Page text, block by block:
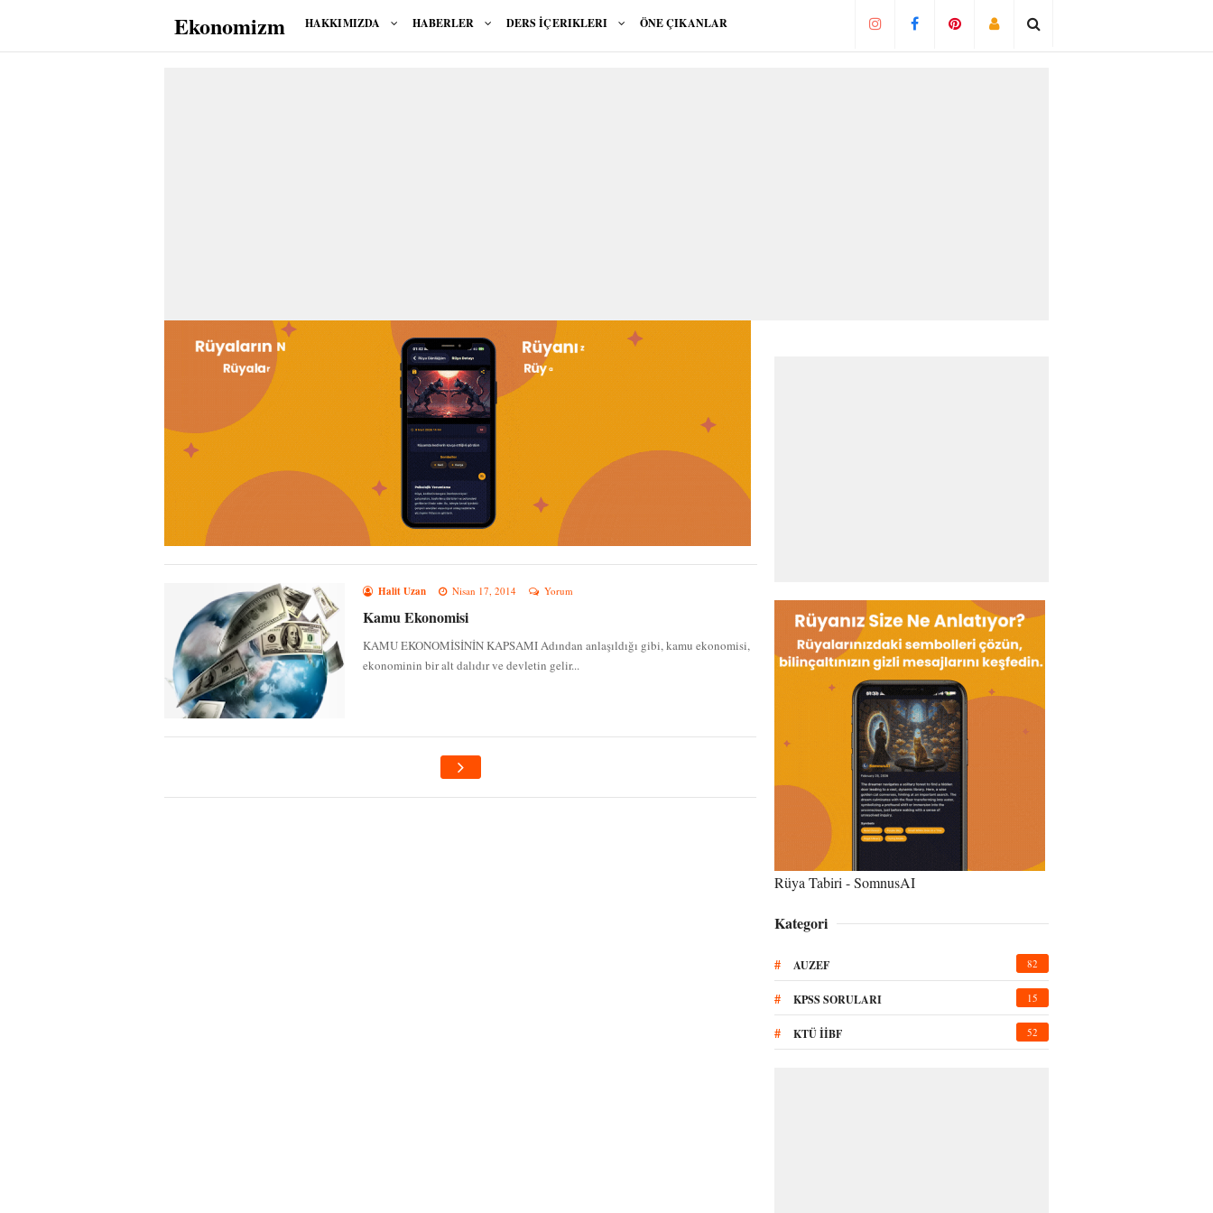
Ekonomizm HAKKIMIZDA HABERLER DERS İÇERIKLERI ÖNE ÇIKANLAR
Halit Uzan Nisan 17, 2014 Yorum
Kamu Ekonomisi
KAMU EKONOMİSİNİN KAPSAMI Adından anlaşıldığı gibi, kamu ekonomisi,
ekonominin bir alt dalıdır ve devletin gelir...
Rüya Tabiri - SomnusAI
Kategori
# AUZEF 82
# KPSS SORULARI 15
# KTÜ İİBF 52